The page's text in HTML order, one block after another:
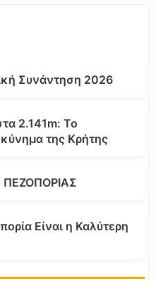
Συνάντηση 2026
2.141m: Το
της Κρήτης
ΠΕΖΟΠΟΡΙΑΣ
Είναι η Καλύτερη